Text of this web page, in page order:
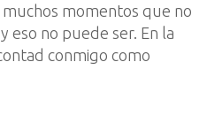
momentos que no
eso no puede ser. En la
conmigo como